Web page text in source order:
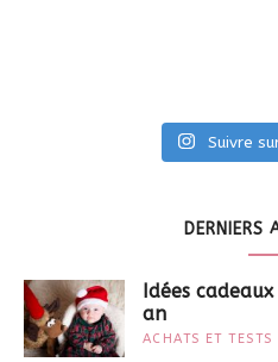
Suivre
DERNIERS
Idées
an
ACHATS ET TESTS